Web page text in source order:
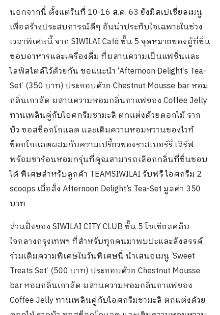
นอกจากนี้ ตั้งแต่วันที่ 10-16 ส.ค. 63 ยังมีสเปเชี่ยลเมนู
เพื่อสร้างประสบการณ์ดีๆ อันน่าประทับใจเฉพาะในช่วง
เวลาพิเศษนี้ จาก SIWILAI Café ชั้น 5 จุดหมายของผู้ที่ชื่น
ชอบอาหารและเครื่องดื่ม ที่ผสานความเป็นแฟชั่นและ
ไลฟ์สไตล์ไว้ด้วยกัน ขอแนะนำ ‘Afternoon Delight’s Tea-
Set’ (350 บาท) ประกอบด้วย Chestnut Mousse bar หอม
กลิ่นเกาลัด ผสานความหอมกลิ่นกาแฟของ Coffee Jelly
ทานเพลินคู่กับไอศกรีมชามะลิ ตกแต่งด้วยดอกไม้ ราก
บัว ซอสช็อกโกแลต และเติมความหอมหวานของไวท์
ช็อกโกแลตผสมกับความเปรี้ยวของราสเบอร์รี่ เสิร์ฟ
พร้อมชาร้อนหอมกรุ่นที่คุณสามารถเลือกกลิ่นที่ชื่นชอบ
ได้ พิเศษสำหรับลูกค้า TEAMSIWILAI รับฟรี ไอศกรีม 2
scoops เมื่อสั่ง Afternoon Delight’s Tea-Set มูลค่า 350
บาท
ส่วนฝั่งของ SIWILAI CITY CLUB ชั้น 5 โซเชียลคลับ
ใจกลางกรุงเทพฯ ที่สำหรับทุกคนมาพบปะและสังสรรค์
ร่วมเติมความพิเศษในวันพิเศษนี้ นำเสนอเมนู ‘Sweet
Treats Set’ (500 บาท) ประกอบด้วย Chestnut Mousse
bar หอมกลิ่นเกาลัด ผสานความหอมกลิ่นกาแฟของ
Coffee Jelly ทานเพลินคู่กับไอศกรีมชามะลิ ตกแต่งด้วย